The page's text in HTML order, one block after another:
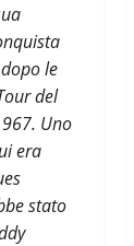
le
del
Uno
era
stato